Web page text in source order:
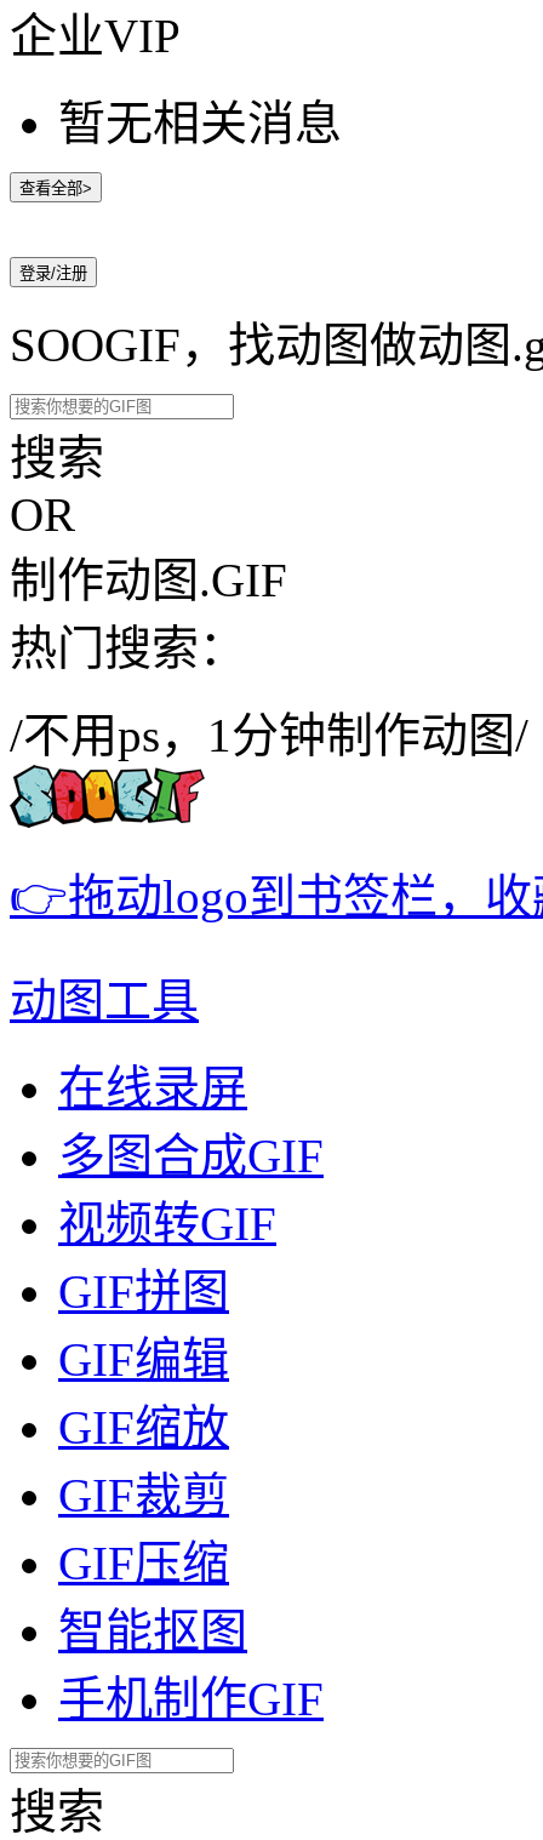
企业VIP
暂无相关消息
查看全部>
登录/注册
SOOGIF，找动图做动图
搜索
OR
制作动图.GIF
热门搜索：
/不用ps，1分钟制作动图/
👉拖动logo到书签栏，
动图工具
在线录屏
多图合成GIF
视频转GIF
GIF拼图
GIF编辑
GIF缩放
GIF裁剪
GIF压缩
智能抠图
手机制作GIF
搜索